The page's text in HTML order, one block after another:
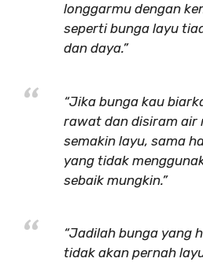
longgarmu dengan
seperti bunga layu
dan daya.”
“Jika bunga kau
rawat dan disiram air
semakin layu, sama
yang tidak
sebaik mungkin.”
“Jadilah bunga yang
tidak akan pernah